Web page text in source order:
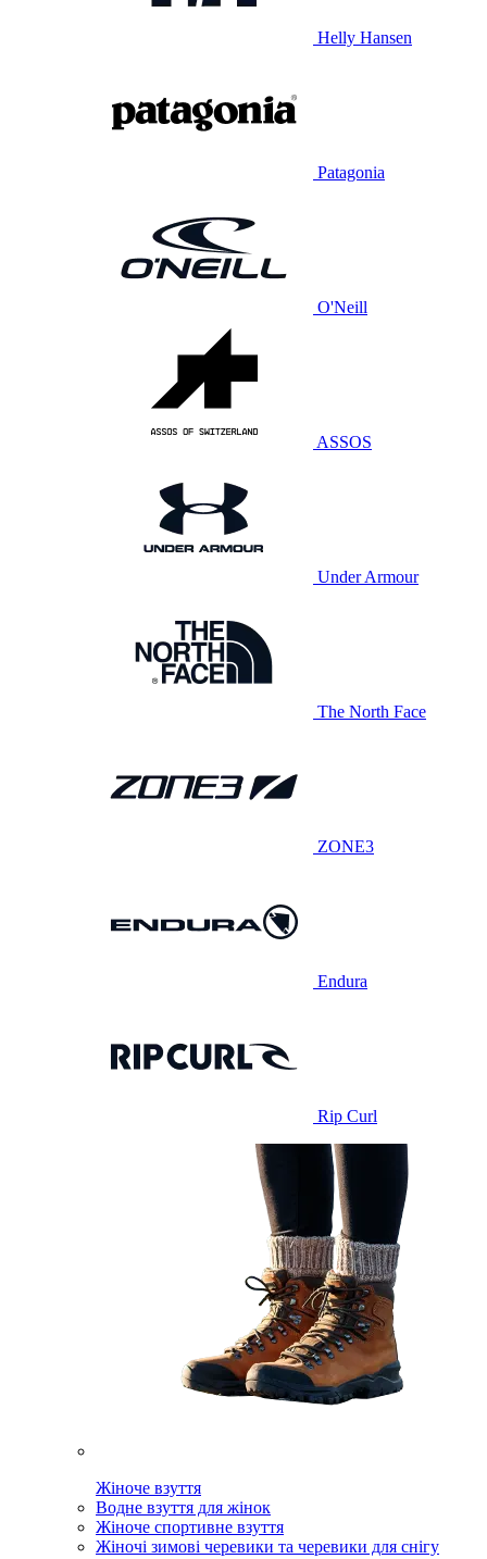
Helly Hansen
Patagonia
O'Neill
ASSOS
Under Armour
The North Face
ZONE3
Endura
Rip Curl
Жіноче взуття
Водне взуття для жінок
Жіноче спортивне взуття
Жіночі зимові черевики та черевики для снігу